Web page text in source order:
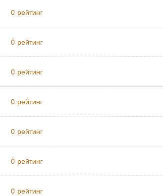
0 рейтинг
0 рейтинг
0 рейтинг
0 рейтинг
0 рейтинг
0 рейтинг
0 рейтинг